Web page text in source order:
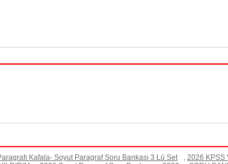
Kafala- Soyut Paragraf Soru Bankası 3 Lü Set , 2026 KPSS